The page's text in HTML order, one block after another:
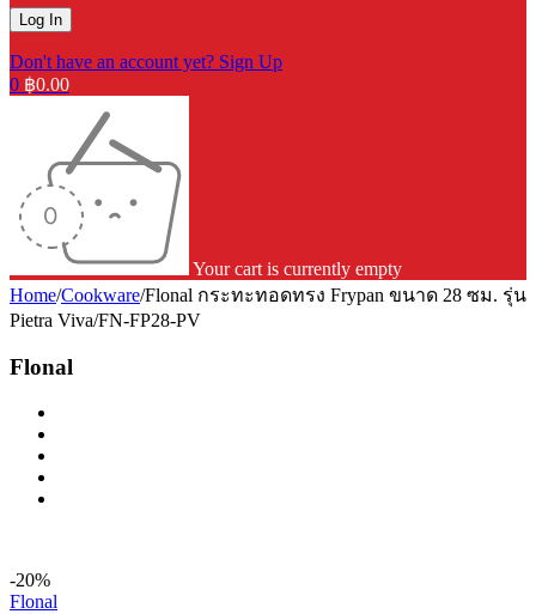
Don't have an account yet? Sign Up
0 ฿0.00
Your cart is currently empty
Home/Cookware/Flonal กระทะทอดทรง Frypan ขนาด 28 ซม. รุ่น
Pietra Viva/FN-FP28-PV
Flonal
-20%
Flonal